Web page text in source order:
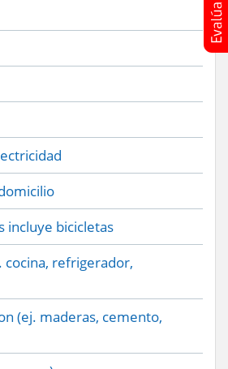
incluye bicicletas
cocina, refrigerador,
(ej. maderas, cemento,